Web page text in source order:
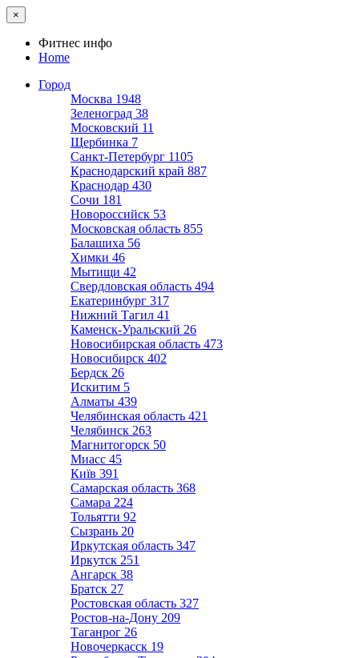
×
Фитнес инфо
Home
Город
Москва 1948
Зеленоград 38
Московский 11
Щербинка 7
Санкт-Петербург 1105
Краснодарский край 887
Краснодар 430
Сочи 181
Новороссийск 53
Московская область 855
Балашиха 56
Химки 46
Мытищи 42
Свердловская область 494
Екатеринбург 317
Нижний Тагил 41
Каменск-Уральский 26
Новосибирская область 473
Новосибирск 402
Бердск 26
Искитим 5
Алматы 439
Челябинская область 421
Челябинск 263
Магнитогорск 50
Миасс 45
Київ 391
Самарская область 368
Самара 224
Тольятти 92
Сызрань 20
Иркутская область 347
Иркутск 251
Ангарск 38
Братск 27
Ростовская область 327
Ростов-на-Дону 209
Таганрог 26
Новочеркасск 19